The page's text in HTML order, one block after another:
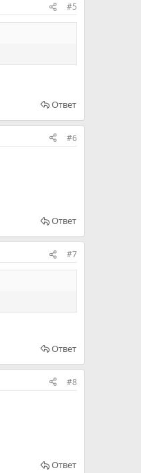
#5
Ответ
#6
Ответ
#7
Ответ
#8
Ответ